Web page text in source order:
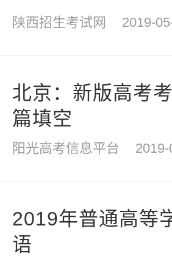
陕西招生考试网 2019-
北京：新版高考
篇填空
阳光高考信息平台
2019年普通高等
语